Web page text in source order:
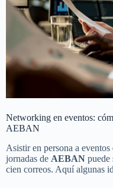
Networking en eventos:
AEBAN
Asistir en persona a eventos
jornadas de AEBAN puede
cien correos. Aquí algunas